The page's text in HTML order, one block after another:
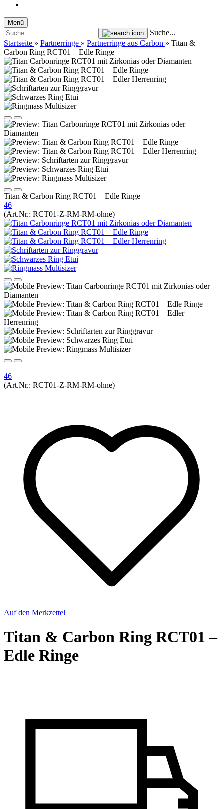
Menü
Suche...
Startseite » Partnerringe » Partnerringe aus Carbon » Titan &
Carbon Ring RCT01 – Edle Ringe
Titan & Carbon Ring RCT01 – Edle Ringe
46
(Art.Nr.: RCT01-Z-RM-RM-ohne)
46
(Art.Nr.: RCT01-Z-RM-RM-ohne)
Auf den Merkzettel
Titan & Carbon Ring RCT01 –
Edle Ringe